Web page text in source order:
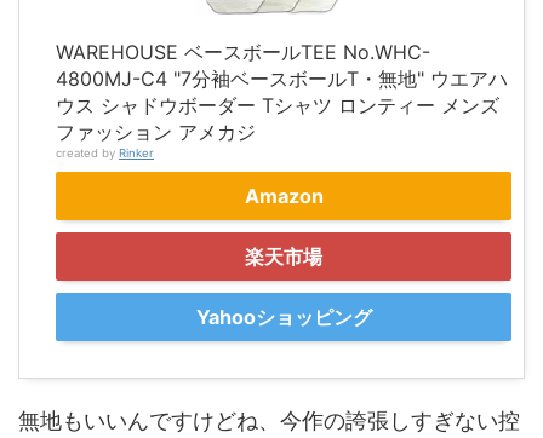
WAREHOUSE ベースボールTEE No.WHC-
4800MJ-C4 "7分袖ベースボールT・無地" ウエアハ
ウス シャドウボーダー Tシャツ ロンティー メンズ
ファッション アメカジ
created by Rinker
Amazon
楽天市場
Yahooショッピング
無地もいいんですけどね、今作の誇張しすぎない控